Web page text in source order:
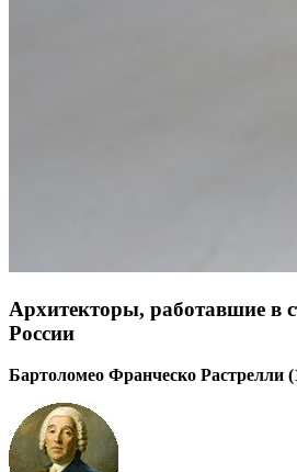
Архитекторы, работавшие в
России
Бартоломео Франческо Растрелли